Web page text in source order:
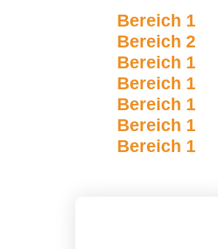
Bereich 1
Bereich 2
Bereich 1
Bereich 1
Bereich 1
Bereich 1
Bereich 1